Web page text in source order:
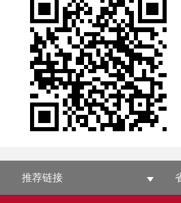
推荐链接